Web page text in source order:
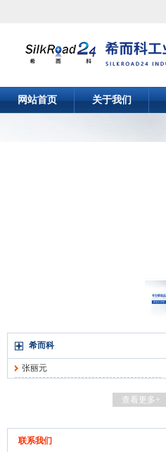
网站首页 关于我们
希而科
张丽元
查看更多+
联系我们